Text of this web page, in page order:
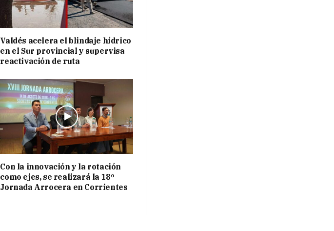
Valdés acelera el blindaje hídrico
en el Sur provincial y supervisa
reactivación de ruta
Con la innovación y la rotación
como ejes, se realizará la 18º
Jornada Arrocera en Corrientes